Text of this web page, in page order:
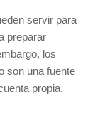
servir para
preparar
los
son una fuente
propia.